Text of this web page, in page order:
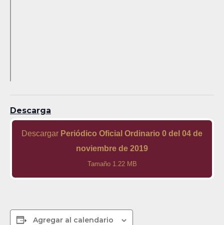
Descarga
Descargar Periódico Oficial Ordinario 0 del 04 de
noviembre de 2019
Tamaño 1.22 MB
Agregar al calendario